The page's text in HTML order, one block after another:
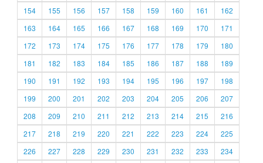
154
155 156 157 158 159 160 161
162
163
164 165 166 167 168 169 170
171
172
173 174 175 176 177 178 179
180
181
182 183 184 185 186 187 188
189
190
191 192 193 194 195 196 197
198
199
200 201 202 203 204 205 206
207
208
209 210 211 212 213 214 215
216
217
218 219 220 221 222 223 224
225
226
227 228 229 230 231 232 233
234